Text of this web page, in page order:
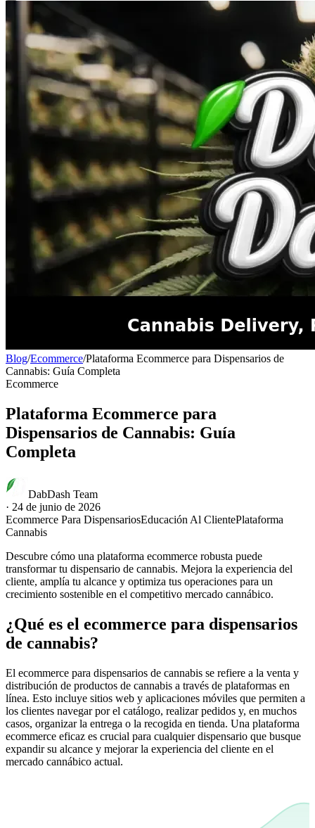
Blog/Ecommerce/Plataforma Ecommerce para Dispensarios de
Cannabis: Guía Completa
Ecommerce
Plataforma Ecommerce para
Dispensarios de Cannabis: Guía
Completa
DabDash Team
· 24 de junio de 2026
Ecommerce Para DispensariosEducación Al ClientePlataforma
Cannabis
Descubre cómo una plataforma ecommerce robusta puede
transformar tu dispensario de cannabis. Mejora la experiencia del
cliente, amplía tu alcance y optimiza tus operaciones para un
crecimiento sostenible en el competitivo mercado cannábico.
¿Qué es el ecommerce para dispensarios
de cannabis?
El ecommerce para dispensarios de cannabis se refiere a la venta y
distribución de productos de cannabis a través de plataformas en
línea. Esto incluye sitios web y aplicaciones móviles que permiten a
los clientes navegar por el catálogo, realizar pedidos y, en muchos
casos, organizar la entrega o la recogida en tienda. Una plataforma
ecommerce eficaz es crucial para cualquier dispensario que busque
expandir su alcance y mejorar la experiencia del cliente en el
mercado cannábico actual.